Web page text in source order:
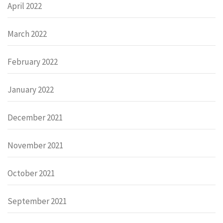
April 2022
March 2022
February 2022
January 2022
December 2021
November 2021
October 2021
September 2021